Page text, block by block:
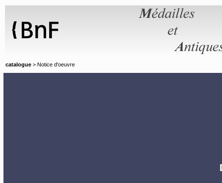
catalogue > Notice d'oeuvre